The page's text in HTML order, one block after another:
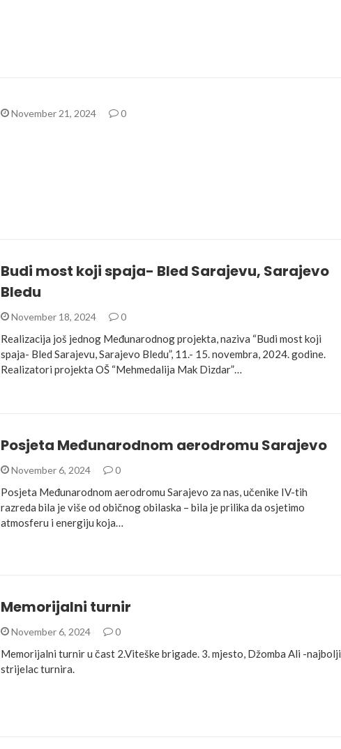
November 21, 2024 0
Budi most koji spaja- Bled Sarajevu, Sarajevo
Bledu
November 18, 2024 0
Realizacija još jednog Međunarodnog projekta, naziva “Budi most koji
spaja- Bled Sarajevu, Sarajevo Bledu”, 11.- 15. novembra, 2024. godine.
Realizatori projekta OŠ “Mehmedalija Mak Dizdar”…
Posjeta Međunarodnom aerodromu Sarajevo
November 6, 2024 0
Posjeta Međunarodnom aerodromu Sarajevo za nas, učenike IV-tih
razreda bila je više od običnog obilaska – bila je prilika da osjetimo
atmosferu i energiju koja…
Memorijalni turnir
November 6, 2024 0
Memorijalni turnir u čast 2.Viteške brigade. 3. mjesto, Džomba Ali -najbolji
strijelac turnira.